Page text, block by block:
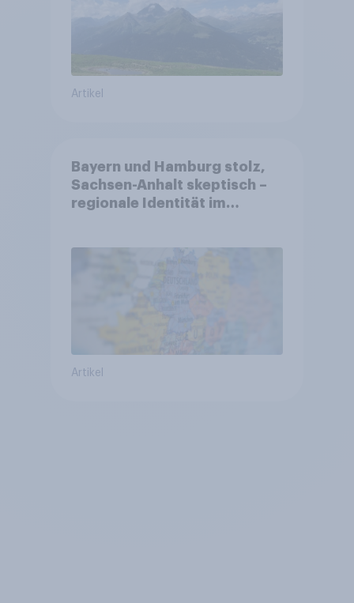
Artikel
Bayern und Hamburg stolz,
Sachsen-Anhalt skeptisch –
regionale Identität im
Artikel